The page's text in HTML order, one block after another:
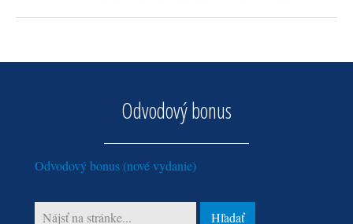
Odvodový bonus
Odvodový bonus (nové vydanie)